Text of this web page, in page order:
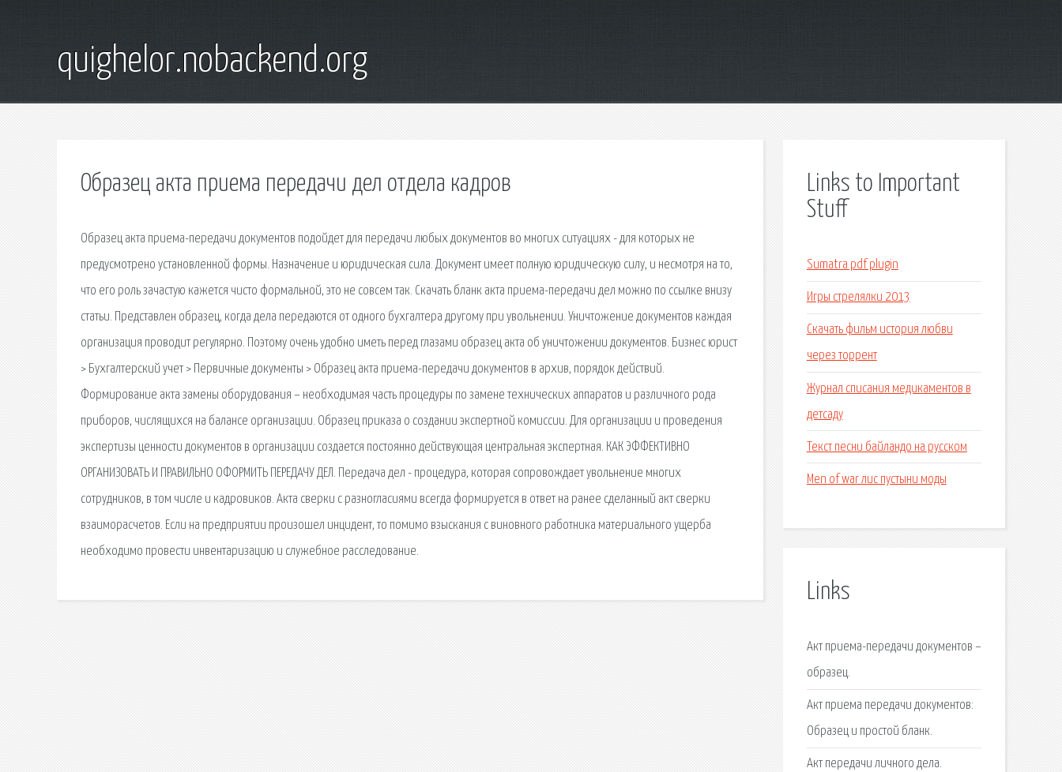
quighelor.nobackend.org
Образец акта приема передачи дел отдела кадров
Образец акта приема-передачи документов подойдет для передачи любых документов во многих ситуациях - для которых не
предусмотрено установленной формы. Назначение и юридическая сила. Документ имеет полную юридическую силу, и несмотря на то,
что его роль зачастую кажется чисто формальной, это не совсем так. Скачать бланк акта приема-передачи дел можно по ссылке внизу
статьи. Представлен образец, когда дела передаются от одного бухгалтера другому при увольнении. Уничтожение документов каждая
организация проводит регулярно. Поэтому очень удобно иметь перед глазами образец акта об уничтожении документов. Бизнес юрист
> Бухгалтерский учет > Первичные документы > Образец акта приема-передачи документов в архив, порядок действий.
Формирование акта замены оборудования – необходимая часть процедуры по замене технических аппаратов и различного рода
приборов, числящихся на балансе организации. Образец приказа о создании экспертной комиссии. Для организации и проведения
экспертизы ценности документов в организации создается постоянно действующая центральная экспертная. КАК ЭФФЕКТИВНО
ОРГАНИЗОВАТЬ И ПРАВИЛЬНО ОФОРМИТЬ ПЕРЕДАЧУ ДЕЛ. Передача дел - процедура, которая сопровождает увольнение многих
сотрудников, в том числе и кадровиков. Акта сверки с разногласиями всегда формируется в ответ на ранее сделанный акт сверки
взаиморасчетов. Если на предприятии произошел инцидент, то помимо взыскания с виновного работника материального ущерба
необходимо провести инвентаризацию и служебное расследование.
Links to Important
Stuff
Sumatra pdf plugin
Игры стрелялки 2013
Скачать фильм история любви
через торрент
Журнал списания медикаментов в
детсаду
Текст песни байландо на русском
Men of war лис пустыни моды
Links
Акт приема-передачи документов –
образец.
Акт приема передачи документов:
Образец и простой бланк.
Акт передачи личного дела.